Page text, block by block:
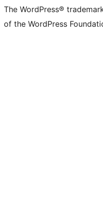
The WordPress®
of the WordPress